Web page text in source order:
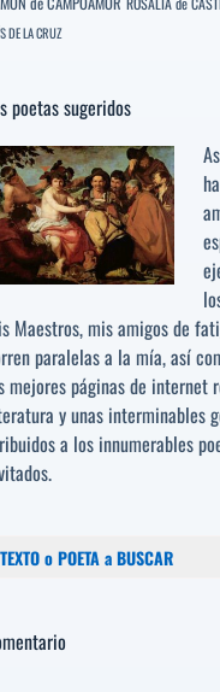
DE LA CRUZ
poetas sugeridos
Maestros, mis amigos de
paralelas a la mía, así
mejores páginas de internet
y unas interminables
a los innumerables